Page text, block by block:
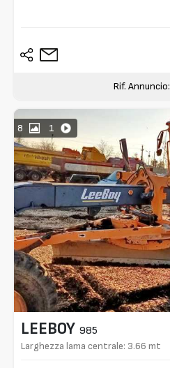
Rif. Annuncio:
8 1
LEEBOY 985
Larghezza lama centrale: 3.66 mt